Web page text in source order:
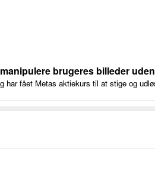
brugeres billeder
har fået Metas aktiekurs til at stige og